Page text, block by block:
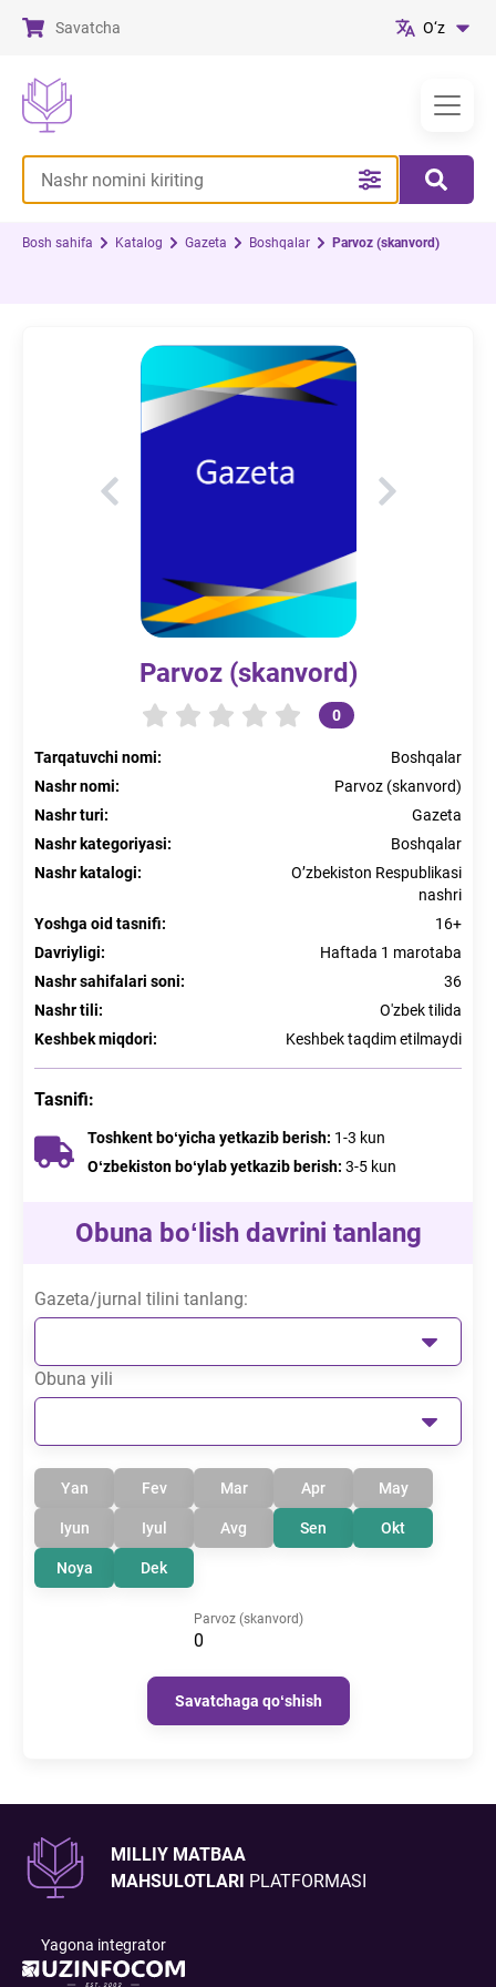
Savatcha O‘z
Bosh sahifa Katalog Gazeta Boshqalar Parvoz (skanvord)
Parvoz (skanvord)
0
Tarqatuvchi nomi:
Boshqalar
Nashr nomi:
Parvoz (skanvord)
Nashr turi:
Gazeta
Nashr kategoriyasi:
Boshqalar
Nashr katalogi:
O’zbekiston Respublikasi
nashri
Yoshga oid tasnifi:
16+
Davriyligi:
Haftada 1 marotaba
Nashr sahifalari soni:
36
Nashr tili:
O'zbek tilida
Keshbek miqdori: Keshbek taqdim etilmaydi
Tasnifi:
Toshkent boʻyicha yetkazib berish: 1-3 kun
Oʻzbekiston boʻylab yetkazib berish: 3-5 kun
Obuna boʻlish davrini tanlang
Gazeta/jurnal tilini tanlang:
Obuna yili
Yan Fev Mar Apr May
Iyun Iyul Avg Sen Okt
Noya Dek
Parvoz (skanvord)
0
Savatchaga qoʻshish
MILLIY MATBAA
MAHSULOTLARI PLATFORMASI
Yagona integrator